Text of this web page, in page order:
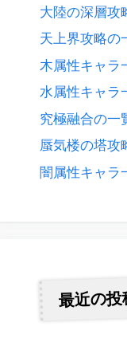
大陸の深層攻
天上界攻略の
木属性キャラ
水属性キャラ
究極融合の一
蜃気楼の塔攻
闇属性キャラ
最近の投